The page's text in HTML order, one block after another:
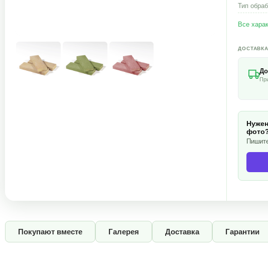
Тип
Все
Покупают вместе Галерея Доставка Гарантии